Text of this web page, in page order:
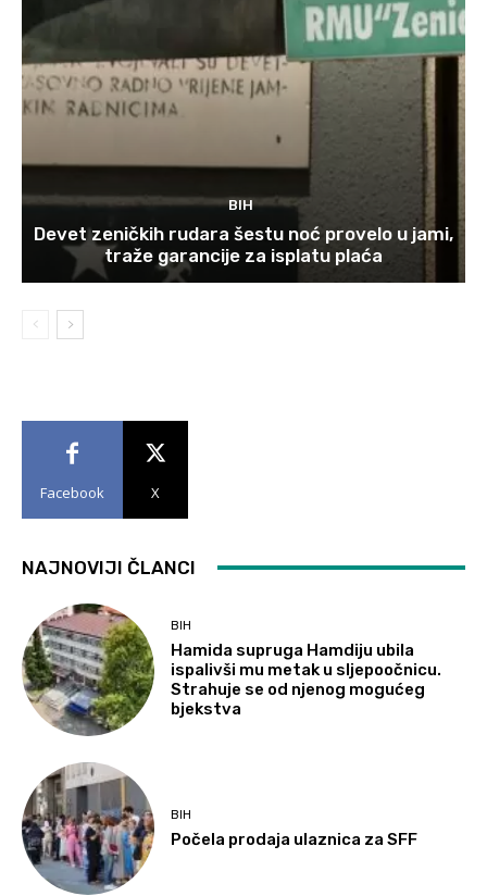
BIH
Devet zeničkih rudara šestu noć provelo u jami,
traže garancije za isplatu plaća
Facebook X
NAJNOVIJI ČLANCI
BIH
Hamida supruga Hamdiju ubila
ispalivši mu metak u sljepoočnicu.
Strahuje se od njenog mogućeg
bjekstva
BIH
Počela prodaja ulaznica za SFF